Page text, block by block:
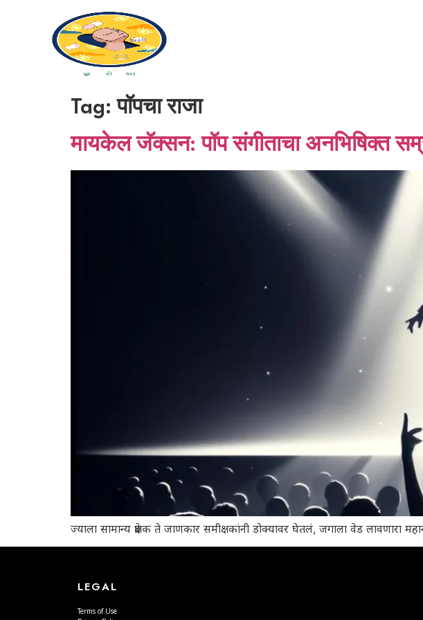
Tag:पॉपचा राजा
मायकेल जॅक्सन: पॉप संगीताचा अनभिषिक्त
ज्याला सामान्य प्रेक्षक ते जाणकार समीक्षकांनी डोक्यावर घेतलं, जगाला वेड लावणारा
LEGAL
Terms of Use